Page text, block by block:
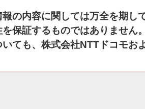
の内容に関しては万全を期し
保証するものではありません
ても、株式会社NTTドコモお